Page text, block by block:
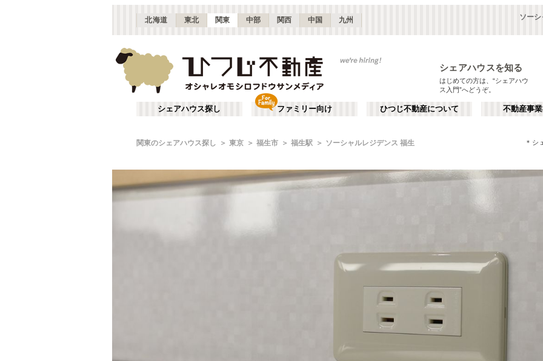
北海道 東北 関東 中部 関西 中国 九州 ソー
シェアハウスを知る
はじめての方は、“シェアハウ
ス入門”へどうぞ。
シェアハウス探し ファミリー向け ひつじ不動産について 不動産事
関東のシェアハウス探し 東京 福生市 福生駅 ソーシャルレジデンス 福生 ＊シ